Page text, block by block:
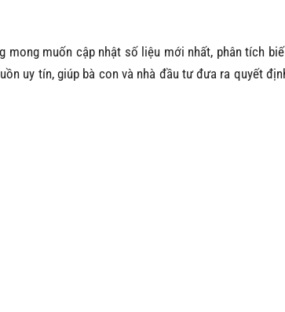
mong muốn cập nhật số liệu mới nhất, phân tích
uy tín, giúp bà con và nhà đầu tư đưa ra quyết